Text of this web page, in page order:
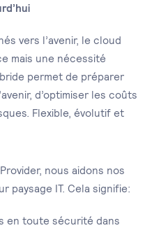
vers l’avenir, le cloud
mais une nécessité
permet de préparer
d’optimiser les coûts
Flexible, évolutif et
nous aidons nos
paysage IT. Cela signifie:
en toute sécurité dans